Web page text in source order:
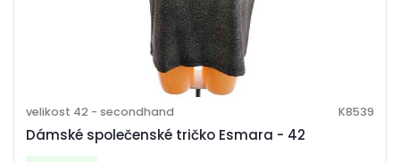
Dámské společenské tričko Esmara - 42
velikost 42 - secondhand K8539